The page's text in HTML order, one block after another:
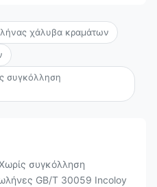
χάλυβα κραμάτων
συγκόλληση
συγκόλληση
GB/T 30059 Incoloy